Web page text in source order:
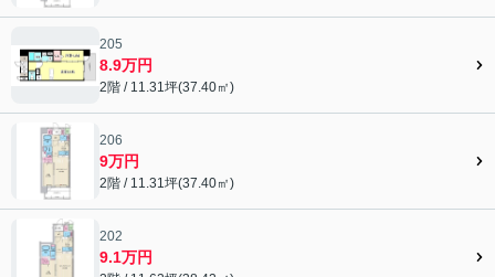
205
8.9万円
2階 / 11.31坪(37.40㎡)
206
9万円
2階 / 11.31坪(37.40㎡)
202
9.1万円